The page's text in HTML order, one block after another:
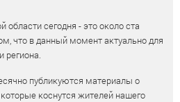
сегодня - это около ста
что в данный момент актуально для
региона.
публикуются материалы о
коснутся жителей нашего